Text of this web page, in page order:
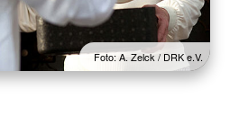
Foto: A. Zelck / DRK e.V.